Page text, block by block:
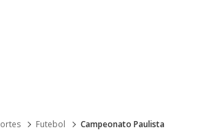
Futebol Campeonato Paulista